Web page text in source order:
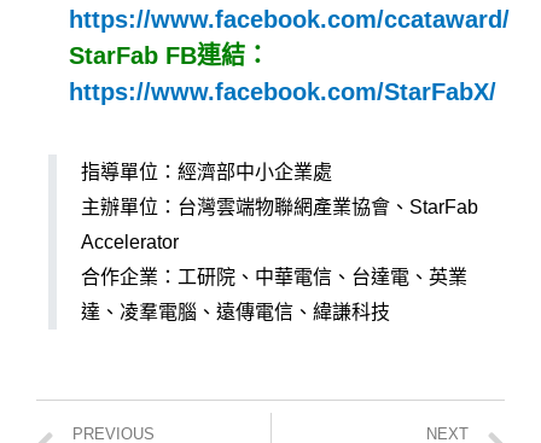
https://www.facebook.com/ccataward/
StarFab FB連結：
https://www.facebook.com/StarFabX/​​
指導單位：經濟部中小企業處
主辦單位：台灣雲端物聯網產業協會、StarFab
Accelerator
合作企業：工研院、中華電信、台達電、英業
達、凌羣電腦、遠傳電信、緯謙科技
PREVIOUS NEXT